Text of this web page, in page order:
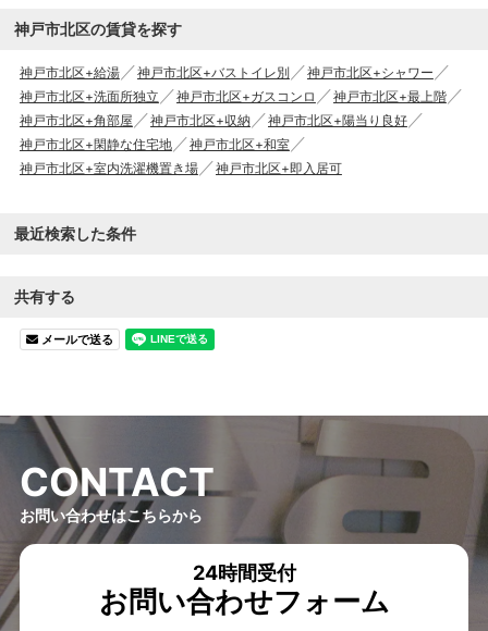
神戸市北区の賃貸を探す
神戸市北区+給湯 神戸市北区+バストイレ別
神戸市北区+シャワー
神戸市北区+洗面所独立
神戸市北区+ガスコンロ
神戸市北区+最上階
神戸市北区+角部屋
神戸市北区+収納
神戸市北区+陽当り良好
神戸市北区+閑静な住宅地
神戸市北区+和室
神戸市北区+室内洗濯機置き場
神戸市北区+即入居可
最近検索した条件
共有する
メールで送る
CONTACT
お問い合わせはこちらから
24時間受付
お問い合わせフォーム